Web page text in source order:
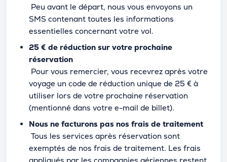
Peu avant le départ, nous vous envoyons un
SMS contenant toutes les informations
essentielles concernant votre vol.
25 € de réduction sur votre prochaine
réservation
Pour vous remercier, vous recevrez après votre
voyage un code de réduction unique de 25 € à
utiliser lors de votre prochaine réservation
(mentionné dans votre e-mail de billet).
Nous ne facturons pas nos frais de traitement
Tous les services après réservation sont
exemptés de nos frais de traitement. Les frais
appliqués par les compagnies aériennes restent